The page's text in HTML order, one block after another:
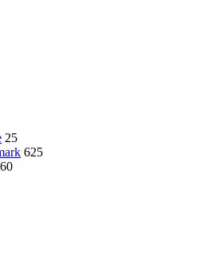
25
625